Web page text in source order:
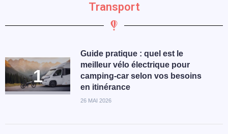
Transport
Guide pratique : quel est le
meilleur vélo électrique pour
camping-car selon vos besoins
en itinérance
26 MAI 2026